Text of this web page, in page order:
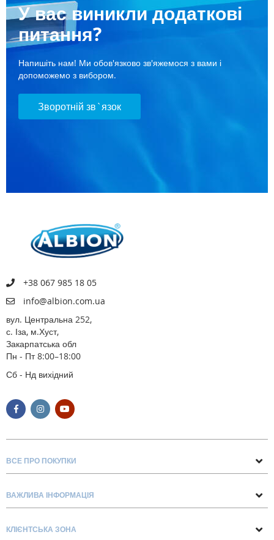
У вас виникли додаткові
питання?
Напишіть нам! Ми обов'язково зв'яжемося з вами і
допоможемо з вибором.
Зворотній зв`язок
+38 067 985 18 05
info@albion.com.ua
вул. Центральна 252,
с. Іза, м.Хуст,
Закарпатська обл
Пн - Пт 8:00–18:00
Сб - Нд вихідний
ВСЕ ПРО ПОКУПКИ
Про нас
Блог
ВАЖЛИВА ІНФОРМАЦІЯ
Доставка та оплата
КЛІЄНТСЬКА ЗОНА